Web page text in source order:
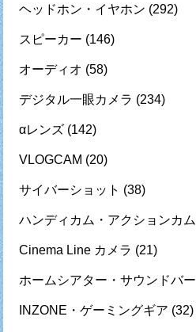
ヘッドホン・イヤホン (292)
スピーカー (146)
オーディオ (58)
デジタル一眼カメラ (234)
αレンズ (142)
VLOGCAM (20)
サイバーショット (38)
ハンディカム・アクションカム
Cinema Line カメラ (21)
ホームシアター・サウンドバー
INZONE・ゲーミングギア (32)